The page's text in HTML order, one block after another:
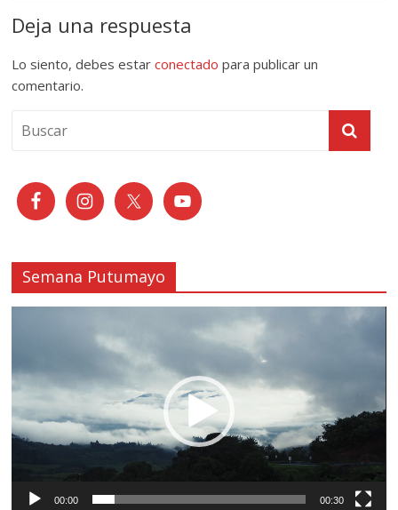
Deja una respuesta
Lo siento, debes estarconectado para publicar un
comentario.
Semana Putumayo
00:00 00:30